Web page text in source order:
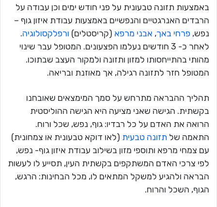
באמצעות תזונה טבעונית על פני חודש ימים וכן עבודה על
הרבדים האנרגטיים והנפשיים באמצעות עבודת איזון גוף –
נפש, פרחי באך, אבני מרפא (קריסטלים) ורפלקסולוגיה.
לאחר כ- 3 חודשים נעלמו הפצעונים. המטופל עבר שינוי
מהותי בהתייחסותו למזון ותזונה ולמקור העצב שבתוכו.
המטופל חזר לתזונה רגילה, אך מאוזנת ובריאה.
תהליך ההבראה מתרחש על סמך המימצאים שאובחנו
בקשתית. הגישה שאני מציעה היא הגישה ההוליסטית
הרואה את האדם על כל רבדיו: גוף, נפש, שכל ורוח.
התאמה של תזונה טבעית (לאו דוקא טבעונית או צמחונית)
עם צמחי מרפא ותוספי מזון בשילוב עבודת איזון גוף- נפש,
לפי צרכי האדם המשתקפים בקשתית העין, תסייע לו לעשות
הבראה ולהגיע למשקל המתאים לו, מכל הבחינות: הרגש,
הגוף, השכל והרוח.